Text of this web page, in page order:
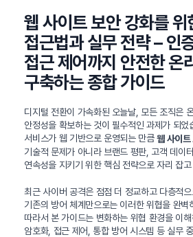
웹 사이트 보안 강화를 위
접근법과 실무 전략 – 인
접근 제어까지 안전한 온
구축하는 종합 가이드
디지털 전환이 가속화된 오늘날, 모든 조직은
안정성을 확보하는 것이 필수적인 과제가 되었
서비스가 웹 기반으로 운영되는 만큼웹 사이트
기술적 문제가 아니라 브랜드 평판, 고객 데이
연속성을 지키기 위한 핵심 전략으로 자리 잡
최근 사이버 공격은 점점 더 정교하고 다층적으
기존의 방어 체계만으로는 이러한 위협을 완벽
따라서 본 가이드는 변화하는 위협 환경을 이
암호화, 접근 제어, 통합 방어 시스템 등 실무